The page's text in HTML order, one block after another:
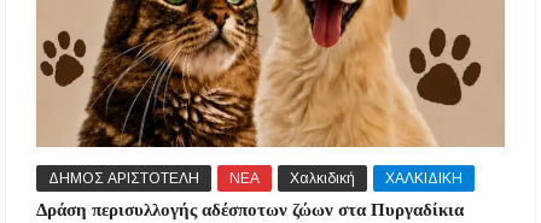
ΔΗΜΟΣ ΑΡΙΣΤΟΤΕΛΗ ΝΕΑ Χαλκιδική ΧΑΛΚΙΔΙΚΗ
Δράση περισυλλογής αδέσποτων ζώων στα Πυργαδίκια